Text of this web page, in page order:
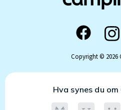
Copyright © 2026